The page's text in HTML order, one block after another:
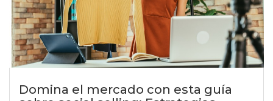
Domina el mercado con esta guía